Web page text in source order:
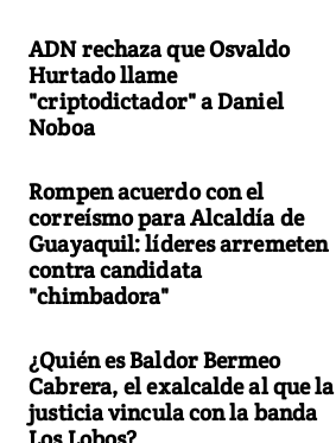
ADN rechaza que Osvaldo
Hurtado llame
"criptodictador" a Daniel
Noboa
Rompen acuerdo con el
correísmo para Alcaldía de
Guayaquil: líderes arremeten
contra candidata
"chimbadora"
¿Quién es Baldor Bermeo
Cabrera, el exalcalde al que la
justicia vincula con la banda